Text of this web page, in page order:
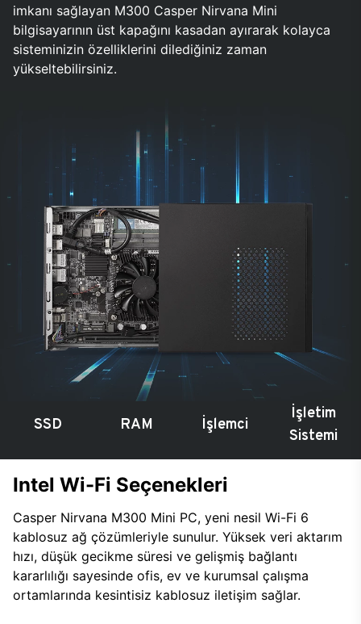
imkanı sağlayan M300 Casper Nirvana Mini
bilgisayarının üst kapağını kasadan ayırarak kolayca
sisteminizin özelliklerini dilediğiniz zaman
yükseltebilirsiniz.
SSD RAM İşlemci
İşletim
Sistemi
Intel Wi-Fi Seçenekleri
Casper Nirvana M300 Mini PC, yeni nesil Wi-Fi 6
kablosuz ağ çözümleriyle sunulur. Yüksek veri aktarım
hızı, düşük gecikme süresi ve gelişmiş bağlantı
kararlılığı sayesinde ofis, ev ve kurumsal çalışma
ortamlarında kesintisiz kablosuz iletişim sağlar.